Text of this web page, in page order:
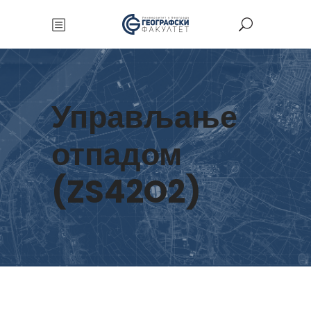
Управљање
отпадом
(ZS42O2)